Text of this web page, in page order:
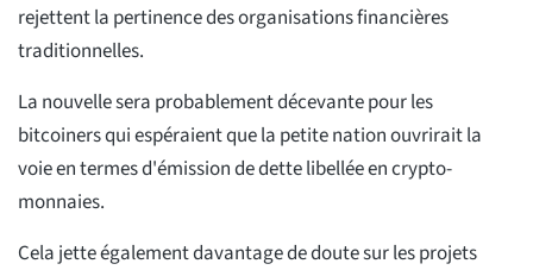
rejettent la pertinence des organisations financières
traditionnelles.
La nouvelle sera probablement décevante pour les
bitcoiners qui espéraient que la petite nation ouvrirait la
voie en termes d'émission de dette libellée en crypto-
monnaies.
Cela jette également davantage de doute sur les projets